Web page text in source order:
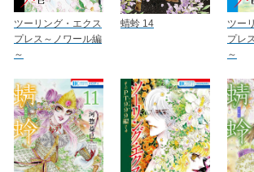
ツーリング・エクス
プレス～ノワール編
～
蜻蛉 14
ツー
プレ
～